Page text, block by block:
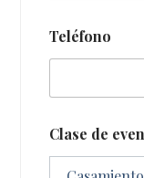
Teléfono
Clase de